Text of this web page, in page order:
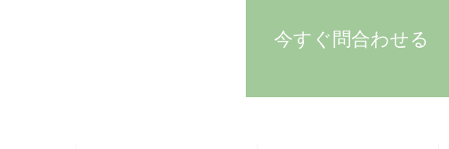
今すぐ問合わせる